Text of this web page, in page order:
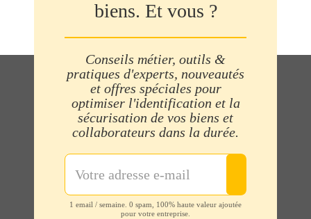
biens. Et vous ?
Conseils métier, outils &
pratiques d'experts, nouveautés
et offres spéciales pour
optimiser l'identification et la
sécurisation de vos biens et
collaborateurs dans la durée.
1 email / semaine. 0 spam, 100% haute valeur ajoutée
pour votre entreprise.